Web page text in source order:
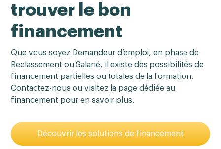
trouver le bon
financement
Que vous soyez Demandeur d’emploi, en phase de
Reclassement ou Salarié, il existe des possibilités de
financement partielles ou totales de la formation.
Contactez-nous ou visitez la page dédiée au
financement pour en savoir plus.
Découvrir les solutions de financement